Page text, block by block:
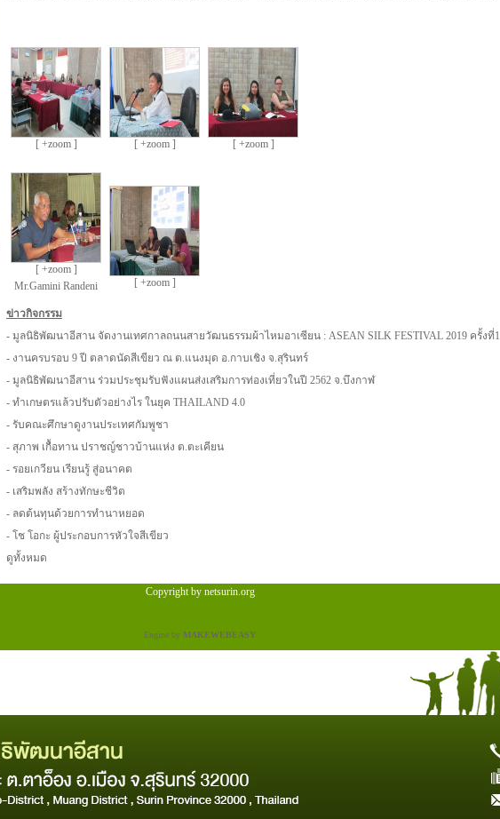
[ +zoom ] [ +zoom ] [ +zoom ]
[ +zoom ]
Mr.Gamini Randeni
[ +zoom ]
ข่าวกิจกรรม
- มูลนิธิพัฒนาอีสาน จัดงานเทศกาลถนนสายวัฒนธรรมผ้าไหมอาเซียน : ASEAN SILK FESTIVAL 2019 ครั้งที่1
- งานครบรอบ 9 ปี ตลาดนัดสีเขียว ณ ต.แนงมุด อ.กาบเชิง จ.สุรินทร์
- มูลนิธิพัฒนาอีสาน ร่วมประชุมรับฟังแผนส่งเสริมการท่องเที่ยวในปี 2562 จ.บึงกาฬ
- ทำเกษตรแล้วปรับตัวอย่างไร ในยุค THAILAND 4.0
- รับคณะศึกษาดูงานประเทศกัมพูชา
- สุภาพ เกื้อทาน ปราชญ์ชาวบ้านแห่ง ต.ตะเคียน
- รอยเกวียน เรียนรู้ สู่อนาคต
- เสริมพลัง สร้างทักษะชีวิต
- ลดต้นทุนด้วยการทำนาหยอด
- โช โอกะ ผู้ประกอบการหัวใจสีเขียว
ดูทั้งหมด
Copyright by netsurin.org
Engine by MAKEWEBEASY